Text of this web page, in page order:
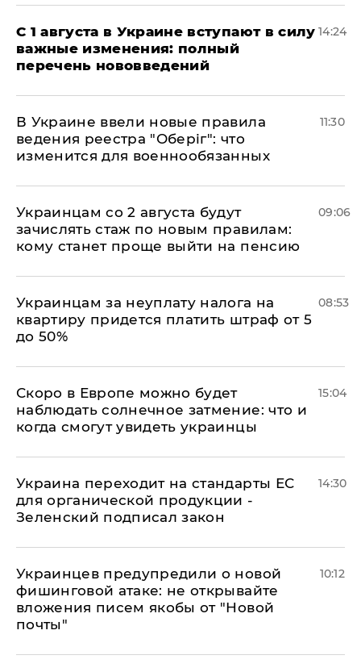
С 1 августа в Украине вступают в силу
важные изменения: полный
перечень нововведений
14:24
В Украине ввели новые правила
ведения реестра "Оберіг": что
изменится для военнообязанных
11:30
Украинцам со 2 августа будут
зачислять стаж по новым правилам:
кому станет проще выйти на пенсию
09:06
Украинцам за неуплату налога на
квартиру придется платить штраф от 5
до 50%
08:53
Скоро в Европе можно будет
наблюдать солнечное затмение: что и
когда смогут увидеть украинцы
15:04
Украина переходит на стандарты ЕС
для органической продукции -
Зеленский подписал закон
14:30
Украинцев предупредили о новой
фишинговой атаке: не открывайте
вложения писем якобы от "Новой
почты"
10:12